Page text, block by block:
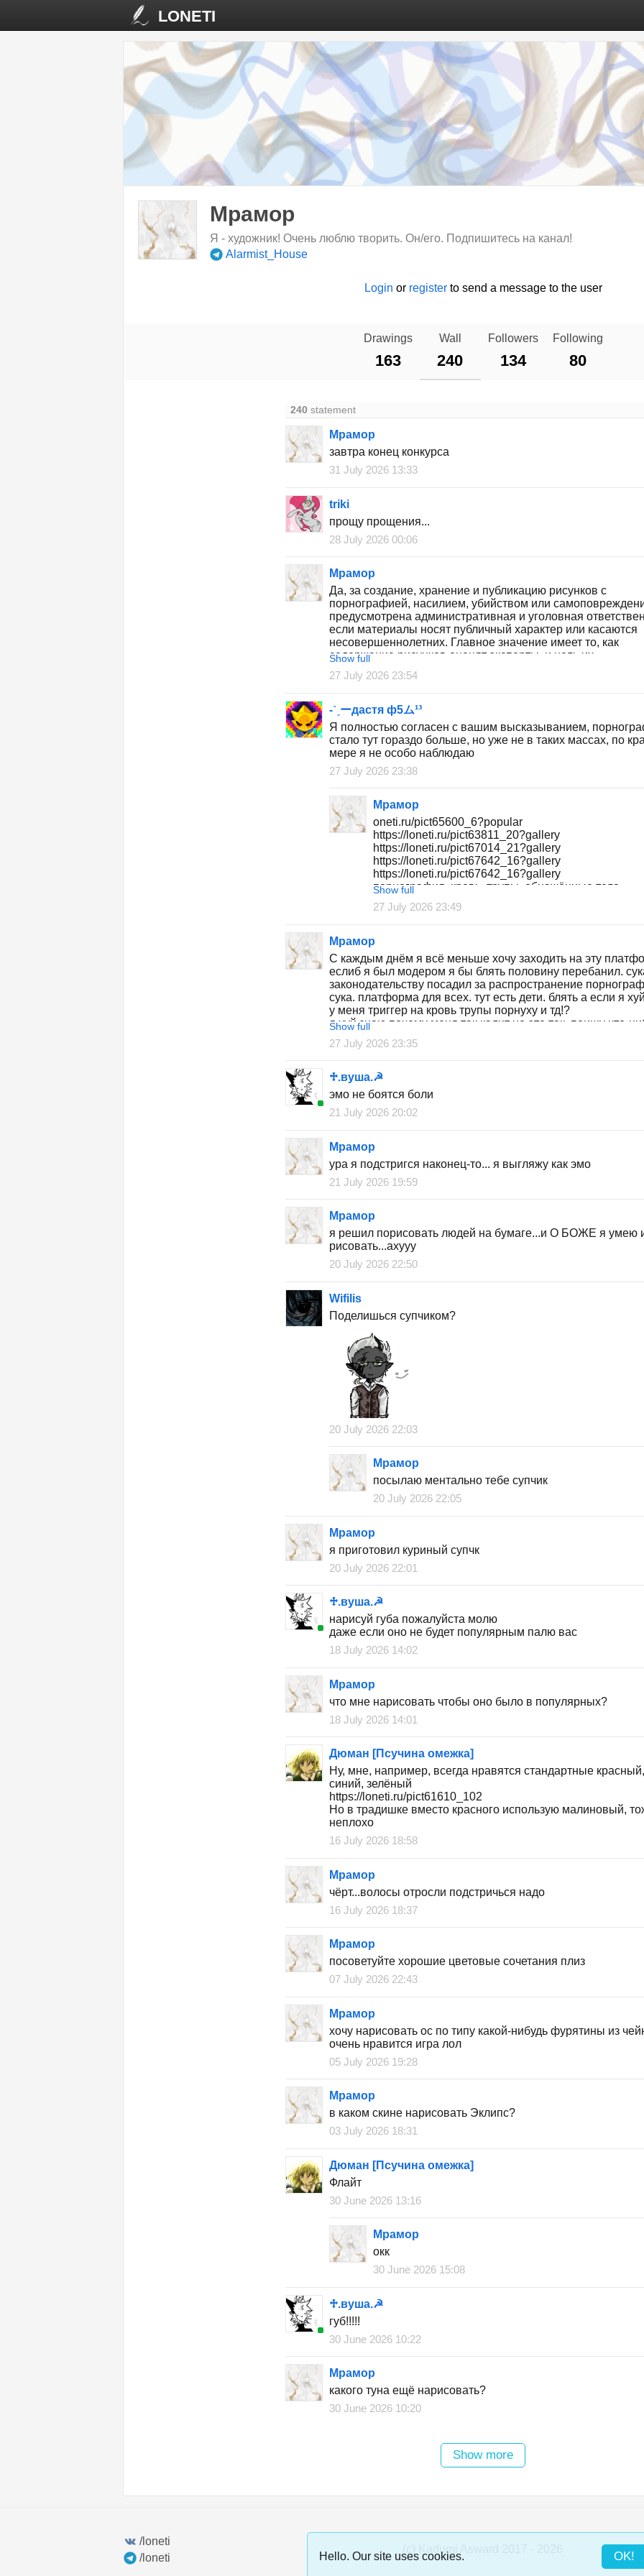
LONETI
Мрамор
Я - художник! Очень люблю творить. Он/его. Подпишитесь на канал!
Alarmist_House
Login or registerto send a message to the user
Drawings
163
Wall
240
Followers
134
Following
80
240 statement
Мрамор
завтра конец конкурса
31 July 2026 13:33
triki
прощу прощения...
28 July 2026 00:06
Мрамор
Да, за создание, хранение и публикацию рисунков с
порнографией, насилием, убийством или
предусмотрена административная и уголовная
если материалы носят публичный характер или касаются
несовершеннолетних. Главное значение имеет то, как
содержание рисунков оценят эксперты, и цель их
всем детишкам гореть в огне!
подлежат публикации на этом сайте. я не верующий. но
обещаю что буду молиться чтоб эти люди повзрослели и
исправились или же чтобы их нахуй забанили
спасибо что выслушали жду критику или ваше мнения в
Show full
27 July 2026 23:54
-ˋˏーдастя ф5ム¹³
Я полностью согласен с вашим высказыванием,
стало тут гораздо больше, но уже не в таких массах, по
мере я не особо наблюдаю
27 July 2026 23:38
Мрамор
oneti.ru/pict65600_6?popular
https://loneti.ru/pict63811_20?gallery
https://loneti.ru/pict67014_21?gallery
https://loneti.ru/pict67642_16?gallery
https://loneti.ru/pict67642_16?gallery
порнография, кровь, трупы, обнажённые тела,
Show full
27 July 2026 23:49
Мрамор
С каждым днём я всё меньше хочу заходить на эту
еслиб я был модером я бы блять половину перебанил.
законодательству посадил за распространение
сука. платформа для всех. тут есть дети. блять а если я
у меня триггер на кровь трупы порнуху и тд!?
я хуй знаю почему меня так калит но это так. поищу что-
получше мб уйду нахуй, надеюсь из-за этой ебаной челяди
хуям закроют.
Show full
27 July 2026 23:35
♱︎.вуша.☭
эмо не боятся боли
21 July 2026 20:02
Мрамор
ура я подстригся наконец-то... я выгляжу как эмо
21 July 2026 19:59
Мрамор
я решил порисовать людей на бумаге...и О БОЖЕ я умею
рисовать...ахууу
20 July 2026 22:50
Wifilis
Поделишься супчиком?
20 July 2026 22:03
Мрамор
посылаю ментально тебе супчик
20 July 2026 22:05
Мрамор
я приготовил куриный супчк
20 July 2026 22:01
♱︎.вуша.☭
нарисуй губа пожалуйста молю
даже если оно не будет популярным палю вас
18 July 2026 14:02
Мрамор
что мне нарисовать чтобы оно было в популярных?
18 July 2026 14:01
Дюман [Псучина омежка]
Ну, мне, например, всегда нравятся стандартные красный,
синий, зелёный
https://loneti.ru/pict61610_102
Но в традишке вместо красного использую малиновый,
неплохо
16 July 2026 18:58
Мрамор
чёрт...волосы отросли подстричься надо
16 July 2026 18:37
Мрамор
посоветуйте хорошие цветовые сочетания плиз
07 July 2026 22:43
Мрамор
хочу нарисовать ос по типу какой-нибудь фурятины из
очень нравится игра лол
05 July 2026 19:28
Мрамор
в каком скине нарисовать Эклипс?
03 July 2026 18:31
Дюман [Псучина омежка]
Флайт
30 June 2026 13:16
Мрамор
окк
30 June 2026 15:08
♱︎.вуша.☭
губ!!!!!
30 June 2026 10:22
Мрамор
какого туна ещё нарисовать?
30 June 2026 10:20
Show more
/loneti
/loneti
(c) Kadumi Asward 2017 - 2026
Hello. Our site uses cookies. OK!